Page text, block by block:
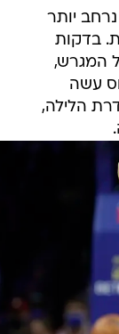
יותר
בדקות
המגרש,
ווס עשה
הלילה,